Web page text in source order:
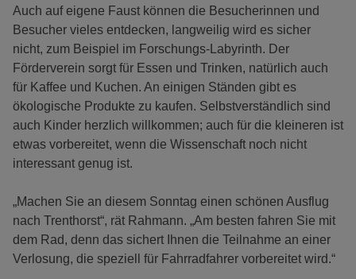
Auch auf eigene Faust können die Besucherinnen und
Besucher vieles entdecken, langweilig wird es sicher
nicht, zum Beispiel im Forschungs-Labyrinth. Der
Förderverein sorgt für Essen und Trinken, natürlich auch
für Kaffee und Kuchen. An einigen Ständen gibt es
ökologische Produkte zu kaufen. Selbstverständlich sind
auch Kinder herzlich willkommen; auch für die kleineren ist
etwas vorbereitet, wenn die Wissenschaft noch nicht
interessant genug ist.
„Machen Sie an diesem Sonntag einen schönen Ausflug
nach Trenthorst“, rät Rahmann. „Am besten fahren Sie mit
dem Rad, denn das sichert Ihnen die Teilnahme an einer
Verlosung, die speziell für Fahrradfahrer vorbereitet wird.“